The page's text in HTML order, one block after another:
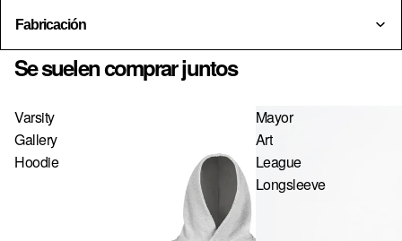
FI · € — FINLANDIA
FR · € — FRANCIA
HU · FT — HUNGRÍA
IE · € — IRLANDA
Fabricación
Se suelen comprar juntos
Varsity
Gallery
Hoodie
Mayor
Art
League
Longsleeve